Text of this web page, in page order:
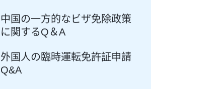
中国の一方的なビザ免除政策
に関するQ＆A
外国人の臨時運転免許証申請
Q&A